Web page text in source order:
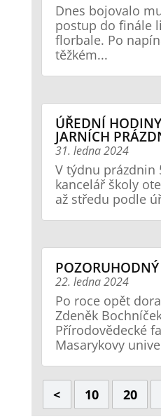
Dnes bojovalo
postup do finále
florbale. Po
těžkém...
ÚŘEDNÍ
JARNÍCH
31. ledna 2024
V týdnu prázdnin
kancelář školy
až středu podle
22. ledna 2024
Po roce opět
Zdeněk
Přírodovědecké
Masarykovy
< 10 20